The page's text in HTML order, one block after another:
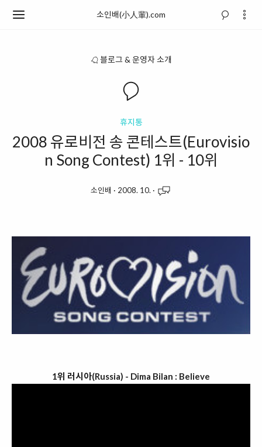
소인배(小人輩).com
블로그 & 운영자 소개
휴지통
2008 유로비전 송 콘테스트(Eurovisio
n Song Contest) 1위 - 10위
소인배 · 2008. 10. ·
1위 러시아(Russia) - Dima Bilan : Believe